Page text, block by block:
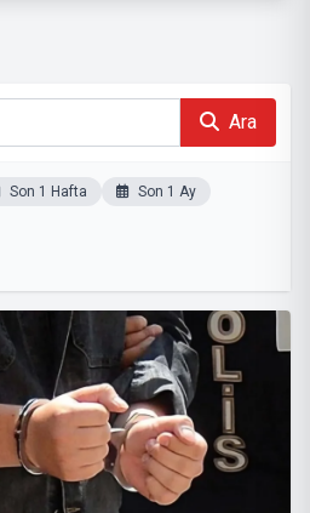
Ara
Son 1 Hafta
Son 1 Ay